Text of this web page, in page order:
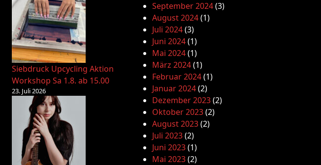
Siebdruck Upcycling Aktion
Workshop Sa 1.8. ab 15.00
23. Juli 2026
September 2024(3)
August 2024(1)
Juli 2024(3)
Juni 2024(1)
Mai 2024(1)
März 2024(1)
Februar 2024(1)
Januar 2024(2)
Dezember 2023(2)
Oktober 2023(2)
August 2023(2)
Juli 2023(2)
Juni 2023(1)
Mai 2023(2)